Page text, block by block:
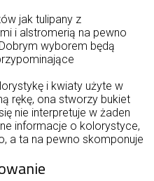
jak tulipany z
i alstromerią na pewno
wyborem będą
i kwiaty użyte w
rękę, ona stworzy bukiet
nie interpretuje w żaden
informacje o kolorystyce,
a ta na pewno skomponuje